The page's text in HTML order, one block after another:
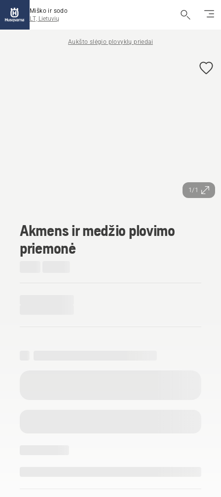
Miško ir sodo
LT, Lietuvių
Aukšto slėgio plovyklų priedai
1/1
Akmens ir medžio plovimo
priemonė